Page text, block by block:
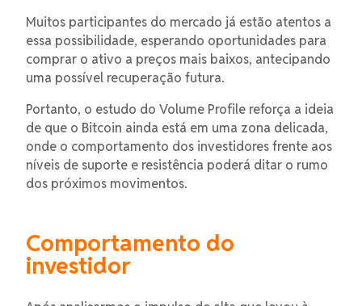
Muitos participantes do mercado já estão atentos a
essa possibilidade, esperando oportunidades para
comprar o ativo a preços mais baixos, antecipando
uma possível recuperação futura.
Portanto, o estudo do Volume Profile reforça a ideia
de que o Bitcoin ainda está em uma zona delicada,
onde o comportamento dos investidores frente aos
níveis de suporte e resistência poderá ditar o rumo
dos próximos movimentos.
Comportamento do
investidor